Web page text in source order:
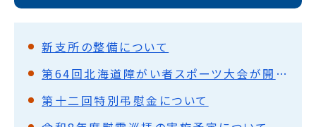
新支所の整備について
第64回北海道障がい者スポーツ大会が開催されます
第十二回特別弔慰金について